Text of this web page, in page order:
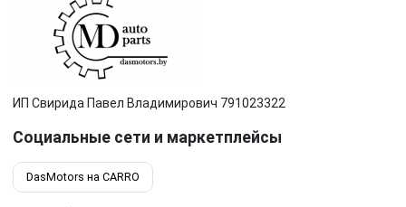
ИП Свирида Павел Владимирович 791023322
Социальные сети и маркетплейсы
DasMotors на CARRO